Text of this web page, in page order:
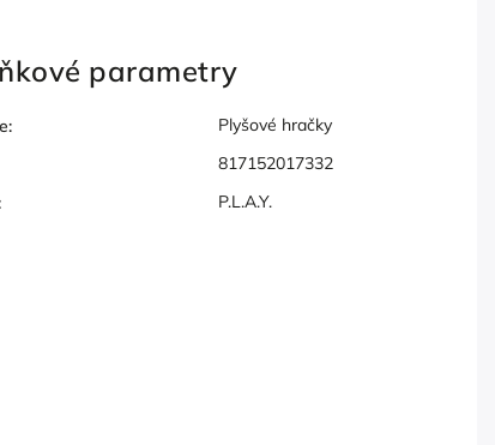
parametry
:
Plyšové hračky
817152017332
P.L.A.Y.